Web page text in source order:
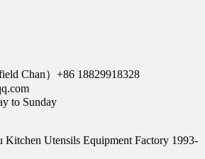
Chan）+86 18829918328
to Sunday
Utensils Equipment Factory 1993-